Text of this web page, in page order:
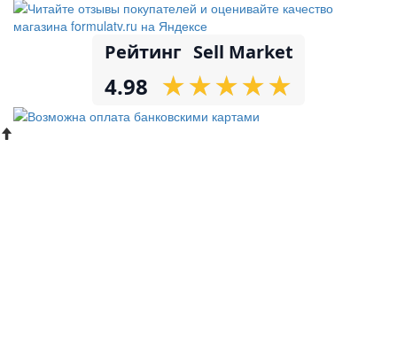
Рейтинг Sell Market
4.98 ★
★★
★★
★★
★★
★